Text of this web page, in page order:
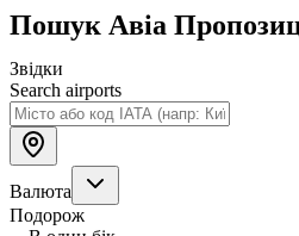
Пошук Авіа
Звідки
Search airports
Валюта
Подорож